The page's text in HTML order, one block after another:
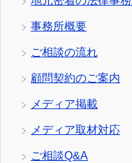
事務所概要
ご相談の流れ
顧問契約のご案内
メディア掲載
メディア取材対応
ご相談Q&A